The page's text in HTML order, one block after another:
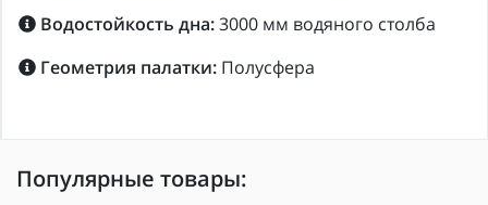
Водостойкость дна:3000 мм водяного столба
Геометрия палатки: Полусфера
Популярные товары: